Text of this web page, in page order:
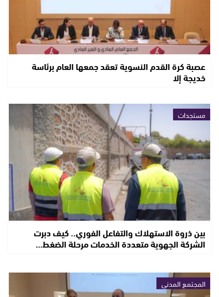
عصبة كرة القدم النسوية تعقد جمعها العام برئاسة
خديجة إلا
مستجدات
بين ذروة الاستهلاك والتفاعل الفوري.. كيف دبرت
الشركة الجهوية متعددة الخدمات مرحلة الضغط…
المجتمع المدني